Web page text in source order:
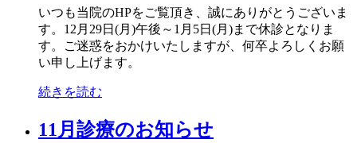
いつも当院のHPをご覧頂き、誠にありがとうございま
す。12月29日(月)午後～1月5日(月)まで休診となりま
す。ご迷惑をおかけいたしますが、何卒よろしくお願
い申し上げます。
続きを読む
11月診療のお知らせ